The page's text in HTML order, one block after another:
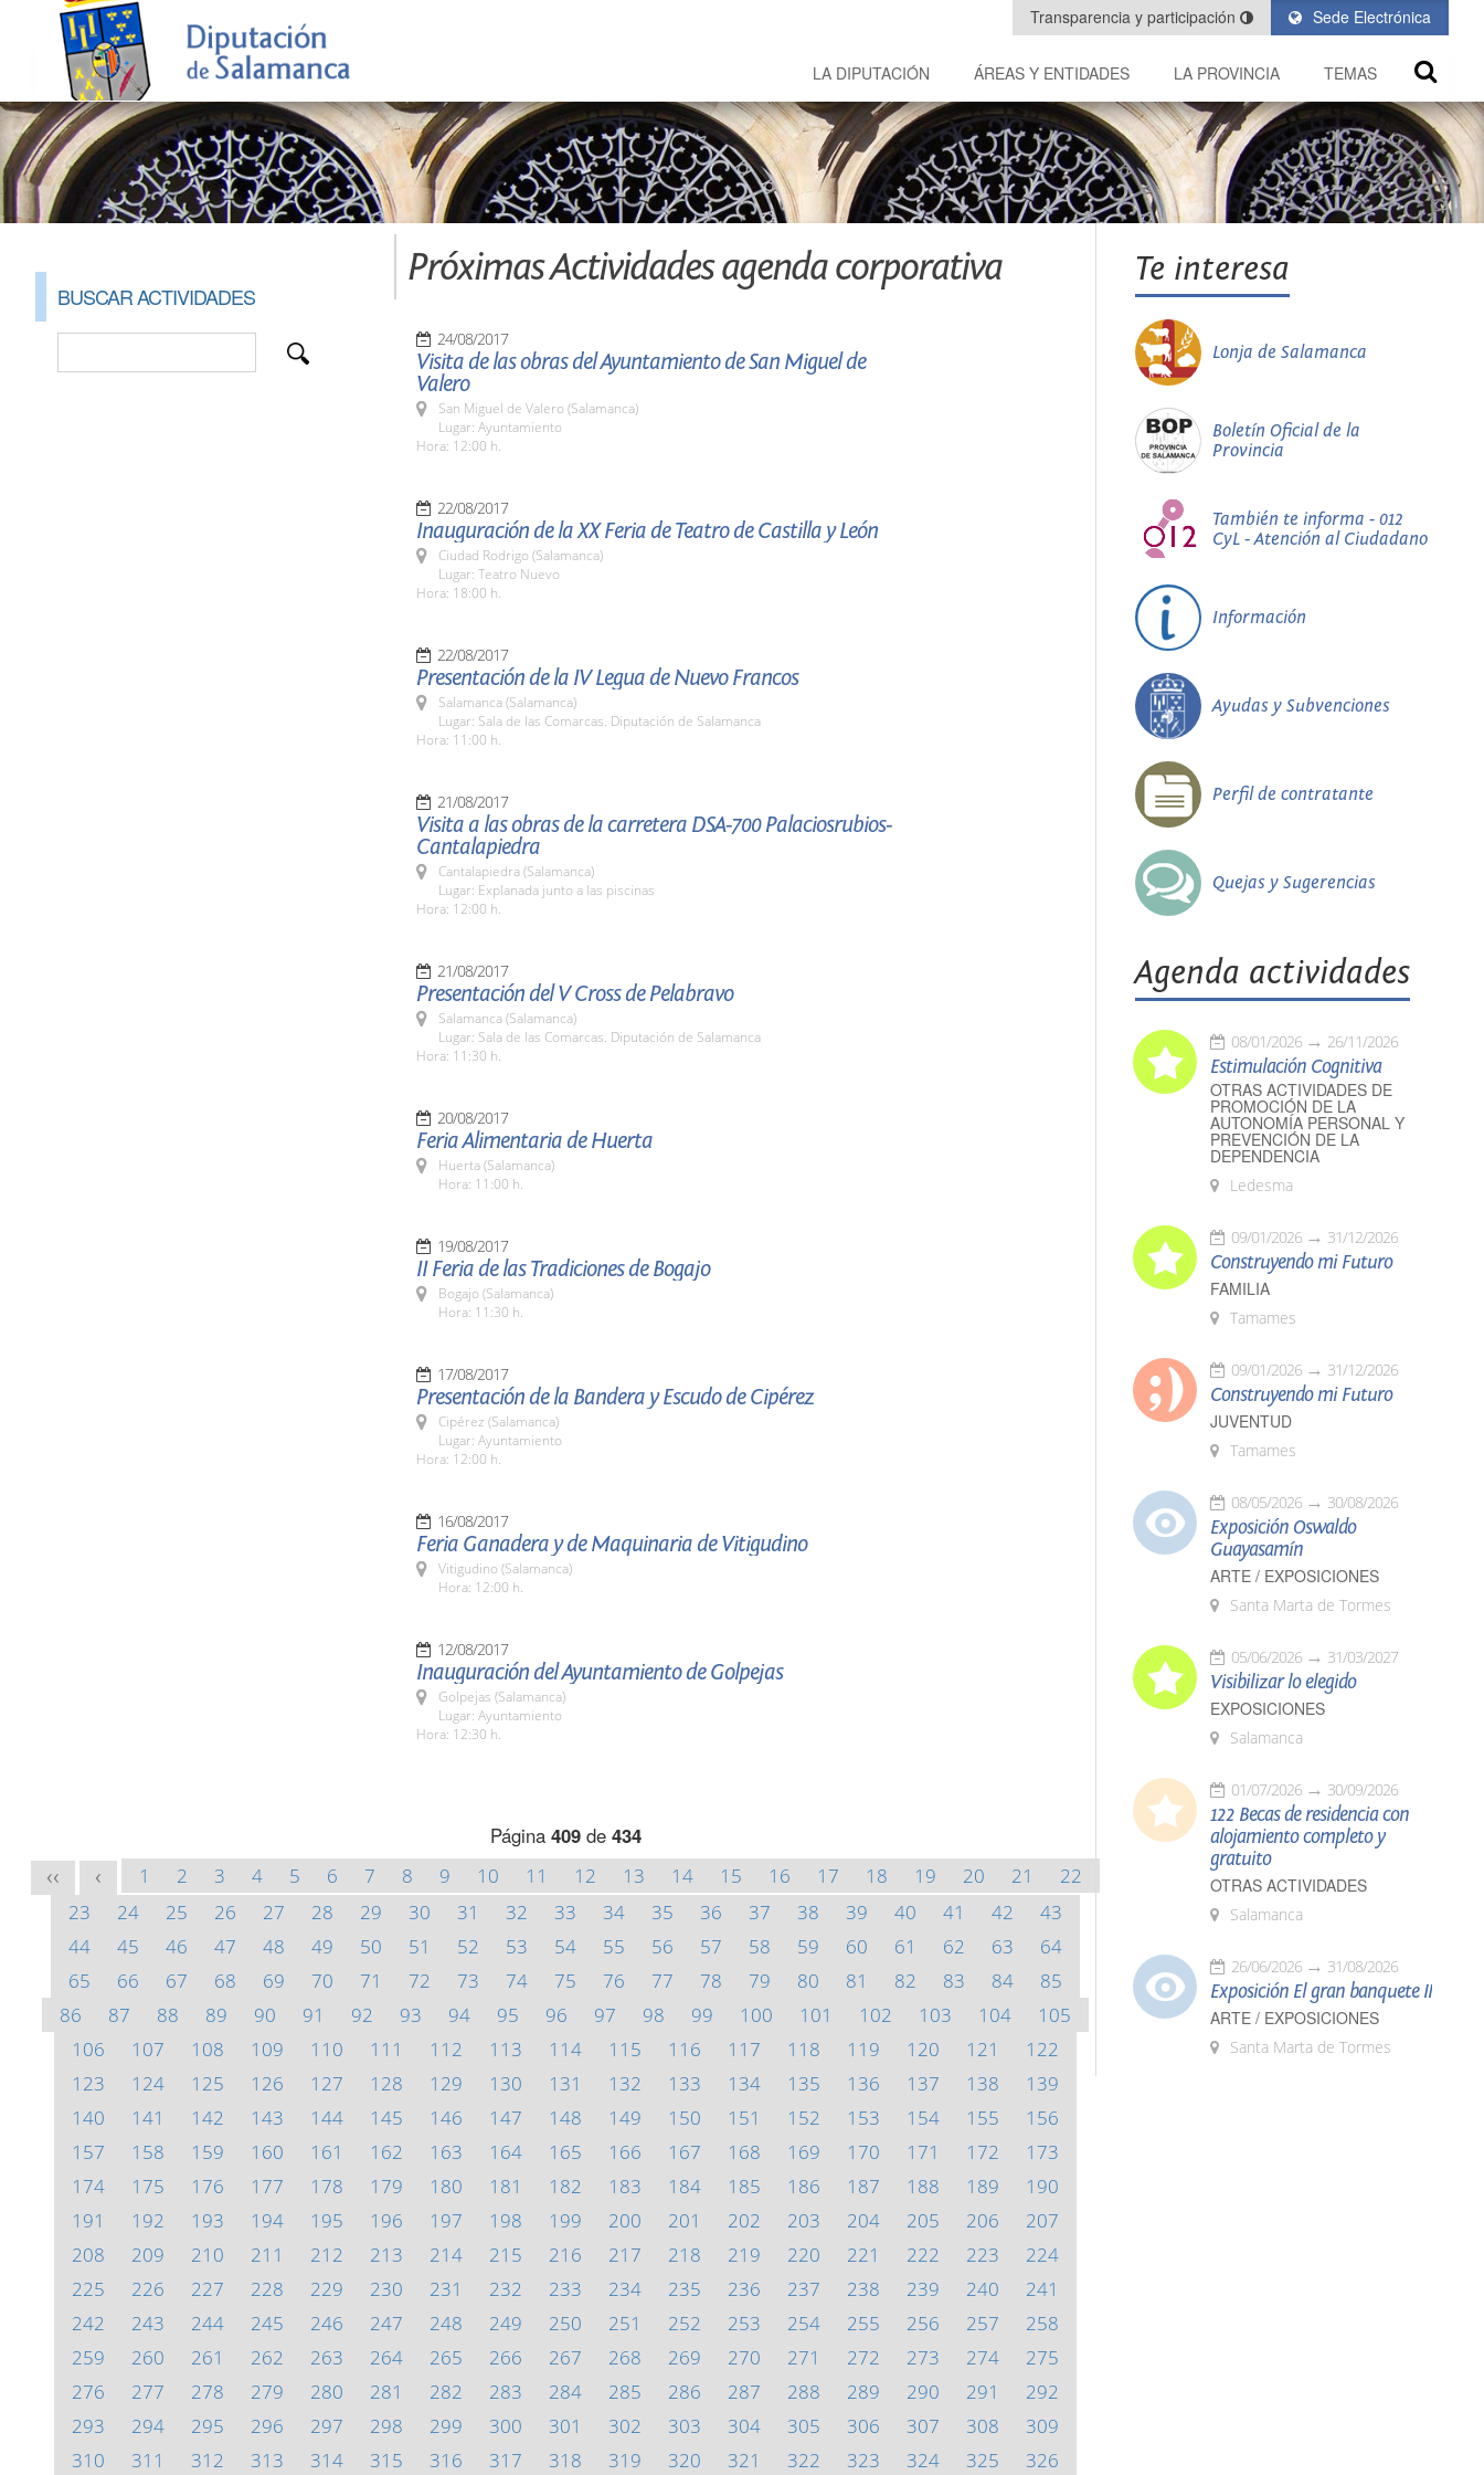
Sede Electrónica
Transparencia y participación
LA DIPUTACIÓN ÁREAS Y ENTIDADES LA PROVINCIA TEMAS
BUSCAR ACTIVIDADES
Próximas Actividades agenda corporativa
24/08/2017
Visita de las obras del Ayuntamiento de San Miguel de
Valero
San Miguel de Valero (Salamanca)
Lugar: Ayuntamiento
Hora: 12:00 h.
22/08/2017
Inauguración de la XX Feria de Teatro de Castilla y León
Ciudad Rodrigo (Salamanca)
Lugar: Teatro Nuevo
Hora: 18:00 h.
22/08/2017
Presentación de la IV Legua de Nuevo Francos
Salamanca (Salamanca)
Lugar: Sala de las Comarcas. Diputación de Salamanca
Hora: 11:00 h.
21/08/2017
Visita a las obras de la carretera DSA-700 Palaciosrubios-
Cantalapiedra
Cantalapiedra (Salamanca)
Lugar: Explanada junto a las piscinas
Hora: 12:00 h.
21/08/2017
Presentación del V Cross de Pelabravo
Salamanca (Salamanca)
Lugar: Sala de las Comarcas. Diputación de Salamanca
Hora: 11:30 h.
20/08/2017
Feria Alimentaria de Huerta
Huerta (Salamanca)
Hora: 11:00 h.
19/08/2017
II Feria de las Tradiciones de Bogajo
Bogajo (Salamanca)
Hora: 11:30 h.
17/08/2017
Presentación de la Bandera y Escudo de Cipérez
Cipérez (Salamanca)
Lugar: Ayuntamiento
Hora: 12:00 h.
16/08/2017
Feria Ganadera y de Maquinaria de Vitigudino
Vitigudino (Salamanca)
Hora: 12:00 h.
12/08/2017
Inauguración del Ayuntamiento de Golpejas
Golpejas (Salamanca)
Lugar: Ayuntamiento
Hora: 12:30 h.
Página 409de 434
<< < 1 2 3 4 5 6 7 8 9 10 11 12 13 14 15 16 17 18 19 20 21
22
23
24 25 26 27 28 29 30 31 32 33 34 35 36 37 38 39 40 41 42
43
44
45 46 47 48 49 50 51 52 53 54 55 56 57 58 59 60 61 62 63
64
65
66 67 68 69 70 71 72 73 74 75 76 77 78 79 80 81 82 83 84
85
86
87 88 89 90 91 92 93 94 95 96 97 98 99 100 101 102 103 104
105
106
107 108 109 110 111 112 113 114 115 116 117 118 119 120 121
122
123
124 125 126 127 128 129 130 131 132 133 134 135 136 137 138
139
140
141 142 143 144 145 146 147 148 149 150 151 152 153 154 155
156
157
158 159 160 161 162 163 164 165 166 167 168 169 170 171 172
173
174
175 176 177 178 179 180 181 182 183 184 185 186 187 188 189
190
191
192 193 194 195 196 197 198 199 200 201 202 203 204 205 206
207
208
209 210 211 212 213 214 215 216 217 218 219 220 221 222 223
224
225
226 227 228 229 230 231 232 233 234 235 236 237 238 239 240
241
242
243 244 245 246 247 248 249 250 251 252 253 254 255 256 257
258
259
260 261 262 263 264 265 266 267 268 269 270 271 272 273 274
275
276
277 278 279 280 281 282 283 284 285 286 287 288 289 290 291
292
293
294 295 296 297 298 299 300 301 302 303 304 305 306 307 308
309
310
311 312 313 314 315 316 317 318 319 320 321 322 323 324 325 326
Te interesa
Lonja de Salamanca
Boletín Oficial de la
Provincia
También te informa - 012
CyL - Atención al Ciudadano
Información
Ayudas y Subvenciones
Perfil de contratante
Quejas y Sugerencias
Agenda actividades
08/01/2026 26/11/2026
Estimulación Cognitiva
OTRAS ACTIVIDADES DE
PROMOCIÓN DE LA
AUTONOMÍA PERSONAL Y
PREVENCIÓN DE LA
DEPENDENCIA
Ledesma
09/01/2026 31/12/2026
Construyendo mi Futuro
FAMILIA
Tamames
09/01/2026 31/12/2026
Construyendo mi Futuro
JUVENTUD
Tamames
08/05/2026 30/08/2026
Exposición Oswaldo
Guayasamín
ARTE / EXPOSICIONES
Santa Marta de Tormes
05/06/2026 31/03/2027
Visibilizar lo elegido
EXPOSICIONES
Salamanca
01/07/2026 30/09/2026
122 Becas de residencia con
alojamiento completo y
gratuito
OTRAS ACTIVIDADES
Salamanca
26/06/2026 31/08/2026
Exposición El gran banquete II
ARTE / EXPOSICIONES
Santa Marta de Tormes